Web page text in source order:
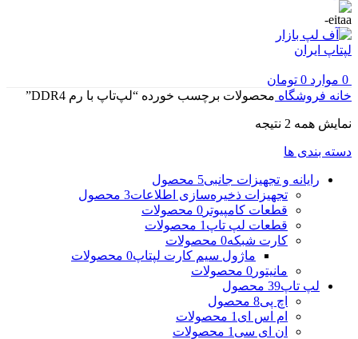
0 موارد 0 تومان
خانه فروشگاه محصولات برچسب خورده “لپ‌تاپ با رم DDR4”
نمایش همه 2 نتیجه
دسته بندی ها
رایانه و تجهیزات جانبی5 محصول
تجهیزات ذخیره‌سازی اطلاعات3 محصول
قطعات کامپیوتر 0 محصولات
قطعات لپ تاپ 1 محصولات
کارت شبکه0 محصولات
ماژول سیم کارت لپتاپ0 محصولات
مانیتور 0 محصولات
لپ تاپ39 محصول
اچ پی8 محصول
ام اس ای 1 محصولات
ان ای سی 1 محصولات